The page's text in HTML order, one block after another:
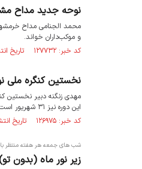
نوحه جدید مداح
محمد الجنامی مداح
و موکب‌داران خواند.
کد خبر: ۱۲۷۷۳۲ تاریخ انتشار : ۱۴۰۲/۰۶/۲۲
نخستین کنگره ملی
این دوره نیز ۳۱ شهریور است.
کد خبر: ۱۲۶۹۷۵ تاریخ انتشار : ۱۴۰۲/۰۴/۲۱
شب های جمعه هر هفته منتظر
زیر نور ماه (بدون